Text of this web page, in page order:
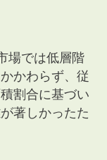
場では低層階
かわらず、従
割合に基づい
著しかったた